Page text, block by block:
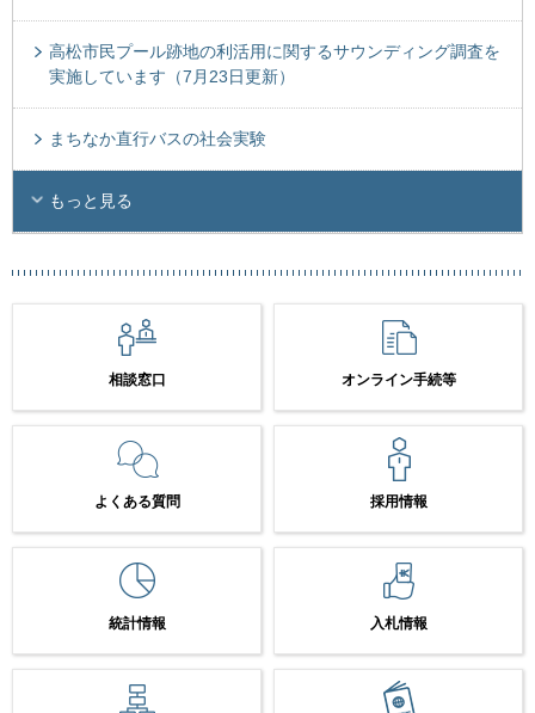
高松市民プール跡地の利活用に関するサウンディング調査を
実施しています（7月23日更新）
まちなか直行バスの社会実験
もっと見る
相談窓口 オンライン手続等
よくある質問 採用情報
統計情報 入札情報